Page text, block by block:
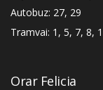
Autobuz: 27, 29
Tramvai: 1, 5, 7, 8,
Orar Felicia